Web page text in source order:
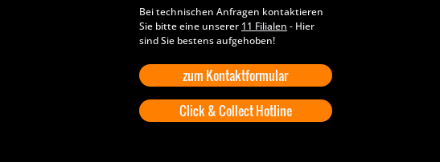
Bei technischen Anfragen kontaktieren
Sie bitte eine unserer 11 Filialen - Hier
sind Sie bestens aufgehoben!
zum Kontaktformular
Click & Collect Hotline